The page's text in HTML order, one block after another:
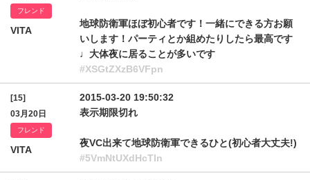
フレンド
VITA
地球防衛軍ほぼ初心者です！一緒にできる方お願
いします！パーティとか組めたりしたら最高です
♩大体夜に居ることが多いです
#XSGtZXzB6VFpn
[15]
03月20日
フレンド
VITA
2015-03-20 19:50:32
表示期限切れ
夜VC出来て地球防衛軍できるひと(初心者大丈夫!)
#5VmNtUXdHcTln